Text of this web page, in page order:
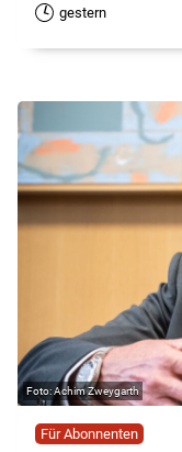
gestern
Achim Zweygarth
Für Abonnenten